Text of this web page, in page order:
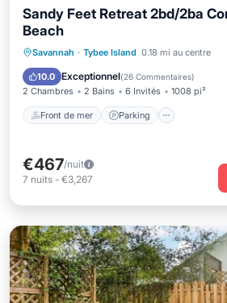
Sandy Feet Retreat 2bd/2ba
Beach
Savannah · Tybee Island 0.18 mi au centre
10.0 Exceptionnel(26 Commentaires)
2 Chambres 2 Bains 6 Invités 1008 pi²
Front de mer Parking
Front de mer
Parking
Vue sur l’océan
Balcon/
€467/nuit
7 nuits - €3,267